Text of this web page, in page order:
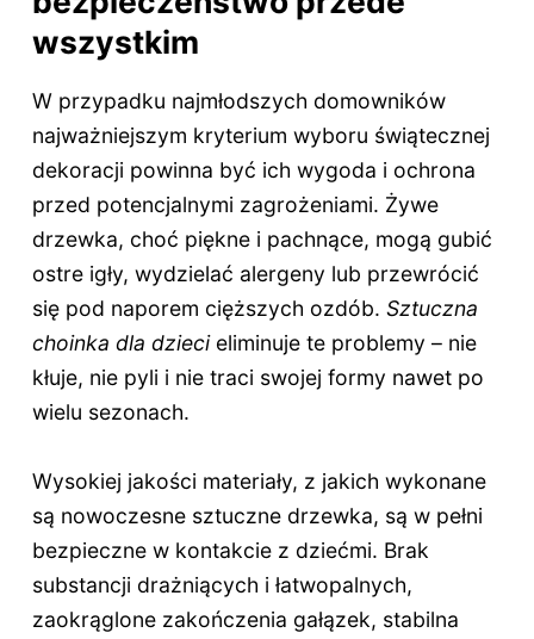
wszystkim
W przypadku najmłodszych domowników
najważniejszym kryterium wyboru świątecznej
dekoracji powinna być ich wygoda i ochrona
przed potencjalnymi zagrożeniami. Żywe
drzewka, choć piękne i pachnące, mogą gubić
ostre igły, wydzielać alergeny lub przewrócić
się pod naporem cięższych ozdób. Sztuczna
choinka dla dziecieliminuje te problemy – nie
kłuje, nie pyli i nie traci swojej formy nawet po
wielu sezonach.
Wysokiej jakości materiały, z jakich wykonane
są nowoczesne sztuczne drzewka, są w pełni
bezpieczne w kontakcie z dziećmi. Brak
substancji drażniących i łatwopalnych,
zaokrąglone zakończenia gałązek, stabilna